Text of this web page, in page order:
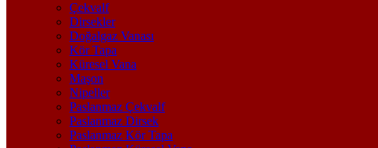
Çekvalf
Dirsekler
Doğalgaz Vanası
Kör Tapa
Küresel Vana
Maşon
Nipeller
Paslanmaz Çekvalf
Paslanmaz Dirsek
Paslanmaz Kör Tapa